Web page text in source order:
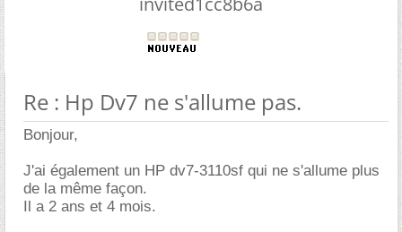
Re : Hp Dv7 ne s'allume pas.
Bonjour,
J'ai également un HP dv7-3110sf qui ne s'allume plus
de la même façon.
Il a 2 ans et 4 mois.